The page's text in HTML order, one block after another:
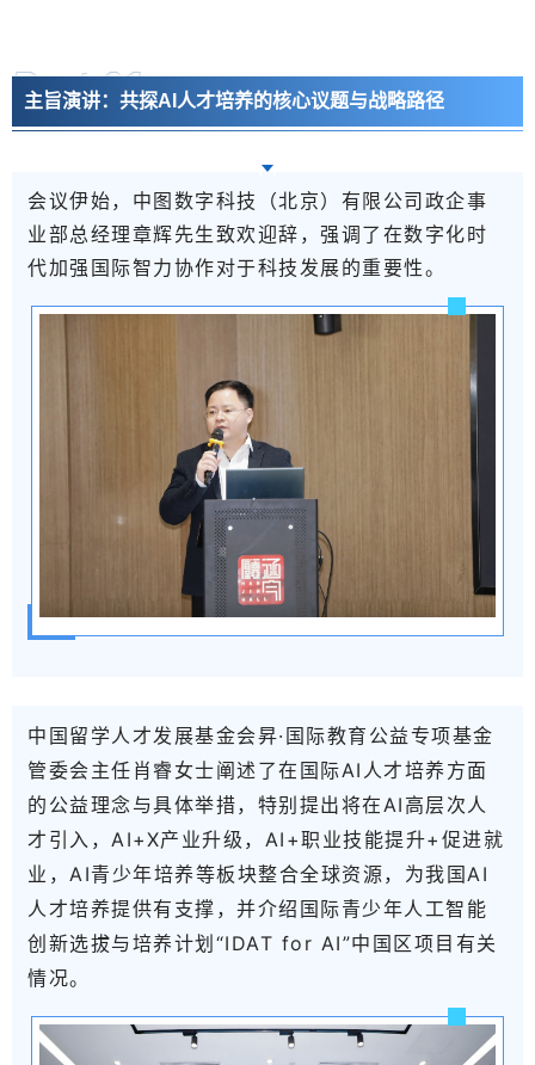
Part 01
主旨演讲：共探AI人才培养的核心议题与战略路径
会议伊始，中图数字科技（北京）有限公司政企事
业部总经理章辉先生致欢迎辞，强调了在数字化时
代加强国际智力协作对于科技发展的重要性。
中国留学人才发展基金会昇·国际教育公益专项基金
管委会主任肖睿女士阐述了在国际AI人才培养方面
的公益理念与具体举措，特别提出将在AI高层次人
才引入，AI+X产业升级，AI+职业技能提升+促进就
业，AI青少年培养等板块整合全球资源，为我国AI
人才培养提供有支撑，并介绍 国际青少年人工智能
创新选拔与培养计划“IDAT for AI”中国区项目有关
情况。